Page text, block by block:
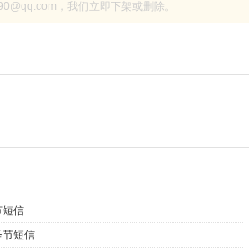
，我们立即下架或删除。
短信
节短信